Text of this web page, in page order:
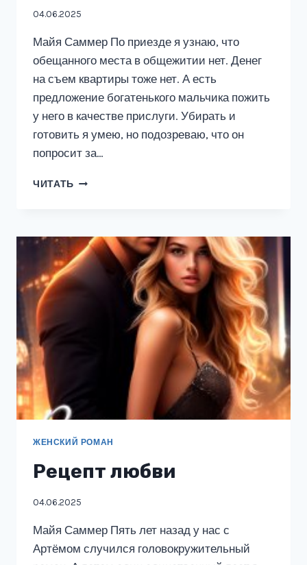
04.06.2025
Майя Саммер По приезде я узнаю, что
обещанного места в общежитии нет. Денег
на съем квартиры тоже нет. А есть
предложение богатенького мальчика пожить
у него в качестве прислуги. Убирать и
готовить я умею, но подозреваю, что он
попросит за…
ЧИТАТЬ НЕЖНАЯ
ЖЕНСКИЙ РОМАН
Рецепт любви
04.06.2025
Майя Саммер Пять лет назад у нас с
Артёмом случился головокружительный